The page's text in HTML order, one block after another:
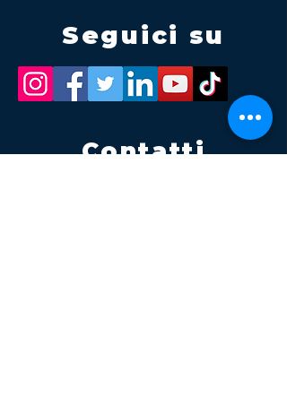
Seguici su
Contatti